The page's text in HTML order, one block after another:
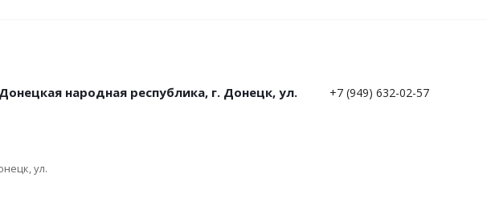
народная республика, г. Донецк, ул.
ул.
+7 (949) 632-02-57